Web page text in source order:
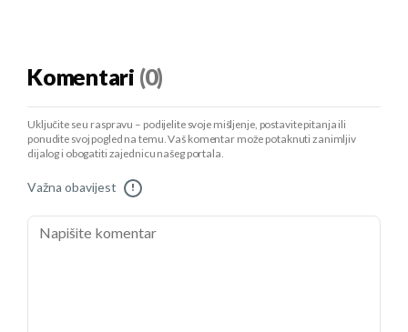
Komentari (0)
Uključite se u raspravu – podijelite svoje mišljenje, postavite pitanja ili
ponudite svoj pogled na temu. Vaš komentar može potaknuti zanimljiv
dijalog i obogatiti zajednicu našeg portala.
Važna obavijest !